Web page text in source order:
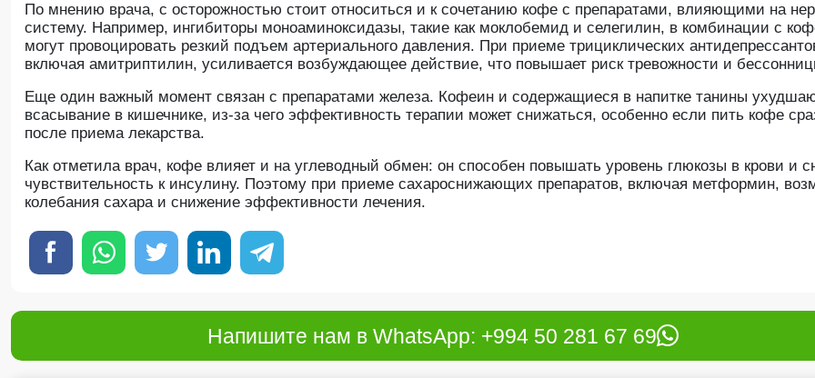
По мнению врача, с осторожностью стоит относиться и к сочетанию кофе с препаратами, влияющими на
систему. Например, ингибиторы моноаминоксидазы, такие как моклобемид и селегилин, в комбинации с
могут провоцировать резкий подъем артериального давления. При приеме трициклических
включая амитриптилин, усиливается возбуждающее действие, что повышает риск тревожности и
Еще один важный момент связан с препаратами железа. Кофеин и содержащиеся в напитке танины
всасывание в кишечнике, из-за чего эффективность терапии может снижаться, особенно если пить кофе
после приема лекарства.
Как отметила врач, кофе влияет и на углеводный обмен: он способен повышать уровень глюкозы в крови и
чувствительность к инсулину. Поэтому при приеме сахароснижающих препаратов, включая метформин,
колебания сахара и снижение эффективности лечения.
Напишите нам в WhatsApp: +994 50 281 67 69